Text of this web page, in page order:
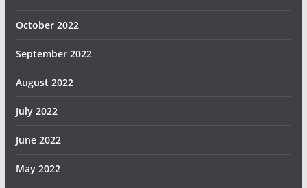
October 2022
September 2022
August 2022
July 2022
June 2022
May 2022